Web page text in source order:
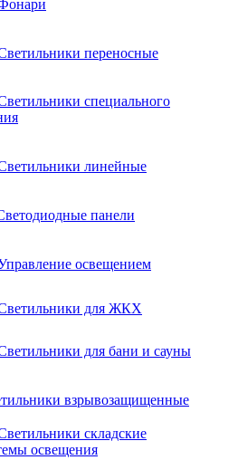
переносные
специального
линейные
панели
освещением
для ЖКХ
для бани и сауны
взрывозащищенные
складские
освещения